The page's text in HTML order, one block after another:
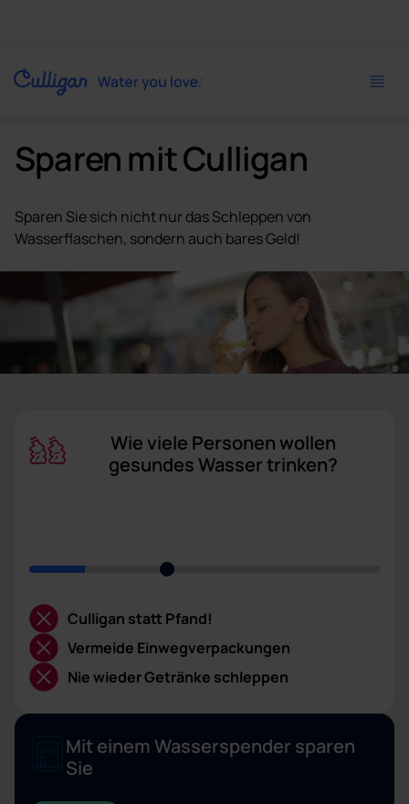
Sparen mit Culligan
Sparen Sie sich nicht nur das Schleppen von
Wasserflaschen, sondern auch bares Geld!
Wie viele Personen wollen
gesundes Wasser trinken?
Culligan statt Pfand!
Vermeide Einwegverpackungen
Nie wieder Getränke schleppen
Mit einem Wasserspender sparen
Sie